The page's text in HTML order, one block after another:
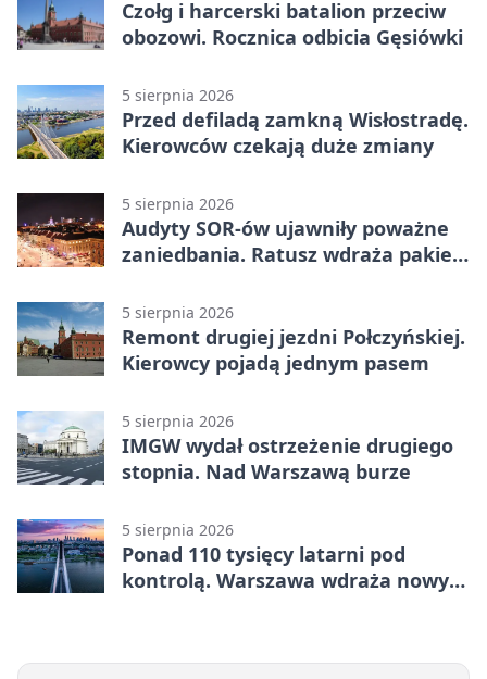
Czołg i harcerski batalion przeciw
obozowi. Rocznica odbicia Gęsiówki
5 sierpnia 2026
Przed defiladą zamkną Wisłostradę.
Kierowców czekają duże zmiany
5 sierpnia 2026
Audyty SOR-ów ujawniły poważne
zaniedbania. Ratusz wdraża pakiet
5 sierpnia 2026
Remont drugiej jezdni Połczyńskiej.
Kierowcy pojadą jednym pasem
5 sierpnia 2026
IMGW wydał ostrzeżenie drugiego
stopnia. Nad Warszawą burze
5 sierpnia 2026
Ponad 110 tysięcy latarni pod
kontrolą. Warszawa wdraża nowy